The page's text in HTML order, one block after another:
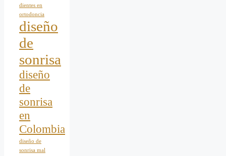
dientes en
ortodoncia
diseño
de
sonrisa
diseño
de
sonrisa
en
Colombia
diseño de
sonrisa mal